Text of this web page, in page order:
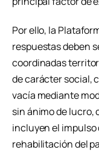
Por ello, la
respuestas deben
coordinadas
de carácter social,
vacía mediante
sin ánimo de lucro,
incluyen el impulso
rehabilitación del